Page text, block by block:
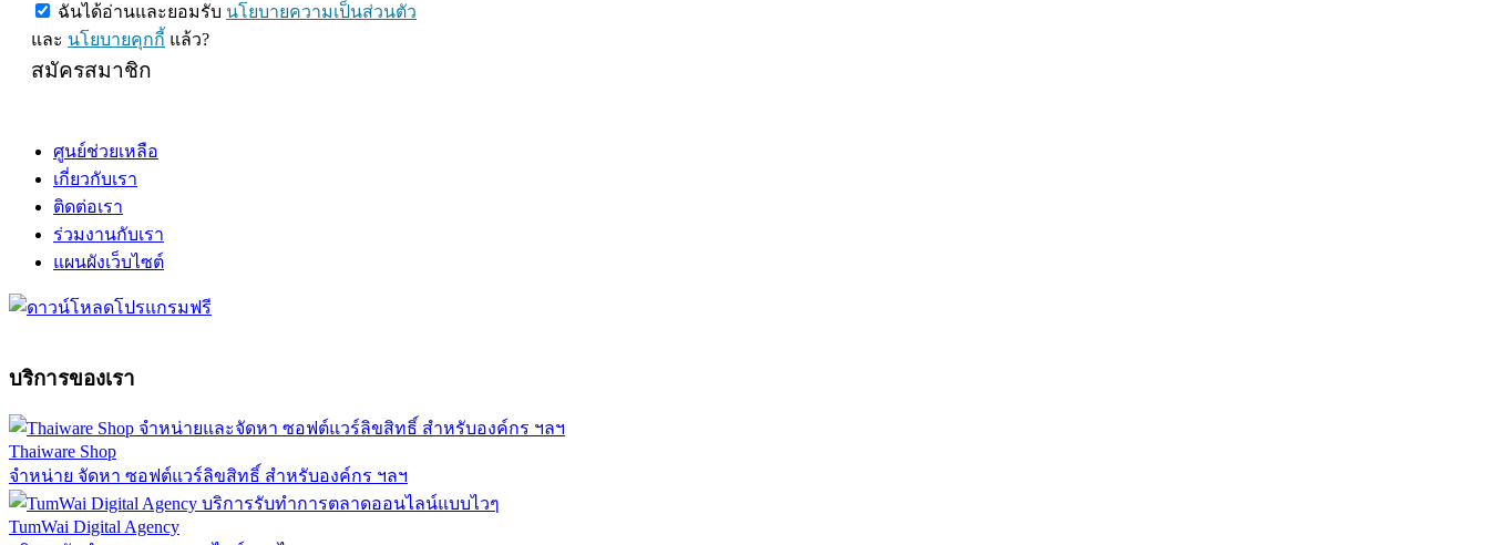
ฉันได้อ่านและยอมรับ นโยบายความเป็นส่วนตัว
และ นโยบายคุกกี้ แล้ว?
สมัครสมาชิก
ศูนย์ช่วยเหลือ
เกี่ยวกับเรา
ติดต่อเรา
ร่วมงานกับเรา
แผนผังเว็บไซต์
บริการของเรา
Thaiware Shop
จำหน่าย จัดหา ซอฟต์แวร์ลิขสิทธิ์ สำหรับองค์กร ฯลฯ
TumWai Digital Agency